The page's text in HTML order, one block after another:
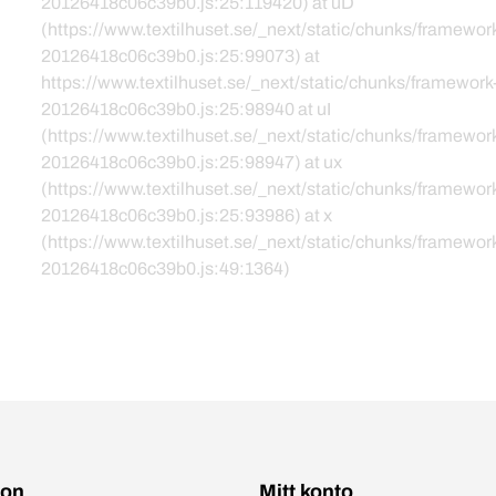
(https://www.textilhuset.se/_next/static/chunks/
20126418c06c39b0.js:25:99073) at
https://www.textilhuset.se/_next/static/chunks/
20126418c06c39b0.js:25:98940 at uI
(https://www.textilhuset.se/_next/static/chunks/
20126418c06c39b0.js:25:98947) at ux
(https://www.textilhuset.se/_next/static/chunks/
20126418c06c39b0.js:25:93986) at x
(https://www.textilhuset.se/_next/static/chunks/
20126418c06c39b0.js:49:1364)